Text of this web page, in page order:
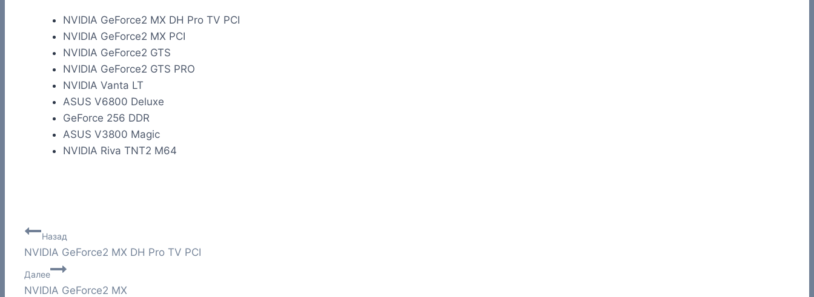
NVIDIA GeForce2 MX DH Pro TV PCI
NVIDIA GeForce2 MX PCI
NVIDIA GeForce2 GTS
NVIDIA GeForce2 GTS PRO
NVIDIA Vanta LT
ASUS V6800 Deluxe
GeForce 256 DDR
ASUS V3800 Magic
NVIDIA Riva TNT2 M64
Навигация
по
записям
Назад
NVIDIA GeForce2 MX DH Pro TV PCI
Далее
NVIDIA GeForce2 MX